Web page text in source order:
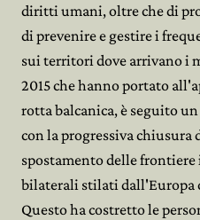
diritti umani, oltre che di
di prevenire e gestire i
sui territori dove arrivano i
2015 che hanno portato
rotta balcanica, è seguito
con la progressiva
spostamento delle
bilaterali stilati dall'Europa
Questo ha costretto le